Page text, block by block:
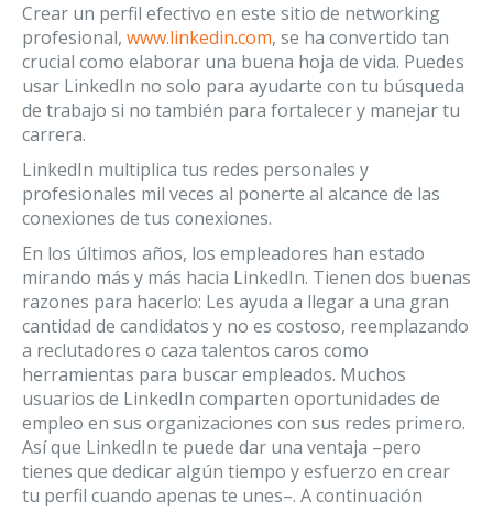
Crear un perfil efectivo en este sitio de networking
profesional, www.linkedin.com, se ha convertido tan
crucial como elaborar una buena hoja de vida. Puedes
usar LinkedIn no solo para ayudarte con tu búsqueda
de trabajo si no también para fortalecer y manejar tu
carrera.
LinkedIn multiplica tus redes personales y
profesionales mil veces al ponerte al alcance de las
conexiones de tus conexiones.
En los últimos años, los empleadores han estado
mirando más y más hacia LinkedIn. Tienen dos buenas
razones para hacerlo: Les ayuda a llegar a una gran
cantidad de candidatos y no es costoso, reemplazando
a reclutadores o caza talentos caros como
herramientas para buscar empleados. Muchos
usuarios de LinkedIn comparten oportunidades de
empleo en sus organizaciones con sus redes primero.
Así que LinkedIn te puede dar una ventaja –pero
tienes que dedicar algún tiempo y esfuerzo en crear
tu perfil cuando apenas te unes–. A continuación